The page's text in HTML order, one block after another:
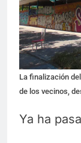
La finalización
de los vecinos,
Ya ha